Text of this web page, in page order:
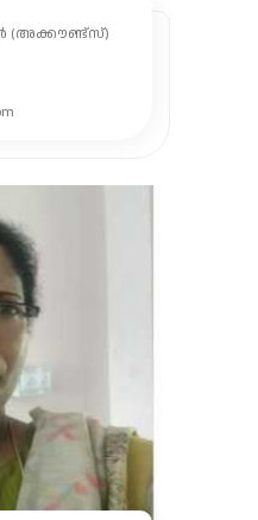
(അക്കൗണ്ട്സ്)